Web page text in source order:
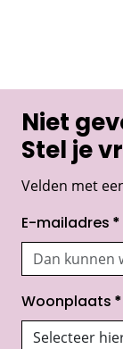
Niet
Stel je
Velden met
E-mailadres *
Woonplaats *